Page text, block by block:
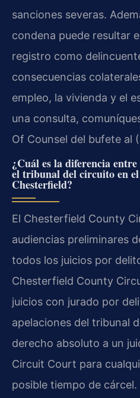
sanciones severas.
condena puede resultar
registro como
consecuencias
empleo, la vivienda y el
una consulta,
Of Counsel del bufete al
¿Cuál es la diferencia
el tribunal del circuito en
Chesterfield?
El Chesterfield County
audiencias preliminares
todos los juicios por
Chesterfield County
juicios con jurado por
apelaciones del tribunal
derecho absoluto a un
Circuit Court para
posible tiempo de